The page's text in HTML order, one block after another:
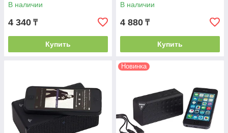
В наличии
4 340 ₸
Купить
В наличии
4 880 ₸
Купить
Новинка